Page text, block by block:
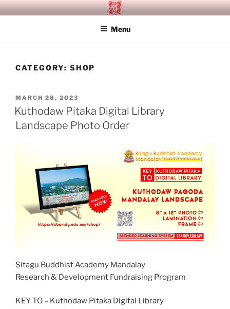
Skip
to
SITAGU BUDDHIST ACADEMY
Menu
CATEGORY: SHOP
POSTED
ON
MARCH 28, 2023
Kuthodaw Pitaka Digital Library
Landscape Photo Order
Sitagu Buddhist Academy Mandalay
Research & Development Fundraising Program
KEY TO – Kuthodaw Pitaka Digital Library